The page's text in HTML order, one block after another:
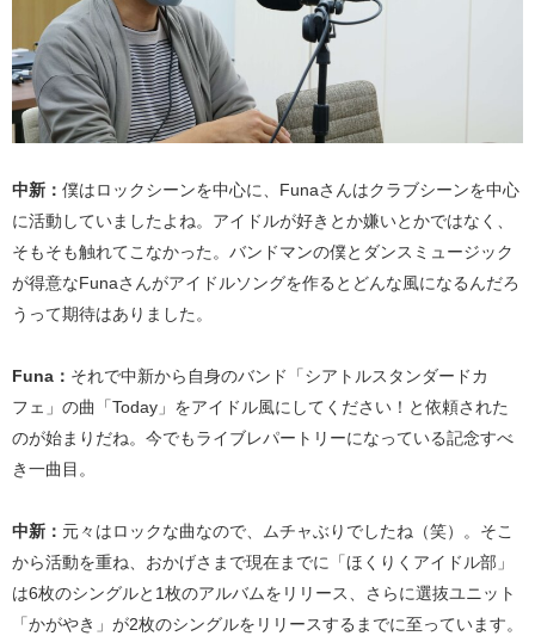
中新： 僕はロックシーンを中心に、Funaさんはクラブシーンを中心
に活動していましたよね。アイドルが好きとか嫌いとかではなく、
そもそも触れてこなかった。バンドマンの僕とダンスミュージック
が得意なFunaさんがアイドルソングを作るとどんな風になるんだろ
うって期待はありました。
Funa： それで中新から自身のバンド「シアトルスタンダードカ
フェ」の曲「Today」をアイドル風にしてください！と依頼された
のが始まりだね。今でもライブレパートリーになっている記念すべ
き一曲目。
中新： 元々はロックな曲なので、ムチャぶりでしたね（笑）。そこ
から活動を重ね、おかげさまで現在までに「ほくりくアイドル部」
は6枚のシングルと1枚のアルバムをリリース、さらに選抜ユニット
「かがやき」が2枚のシングルをリリースするまでに至っています。